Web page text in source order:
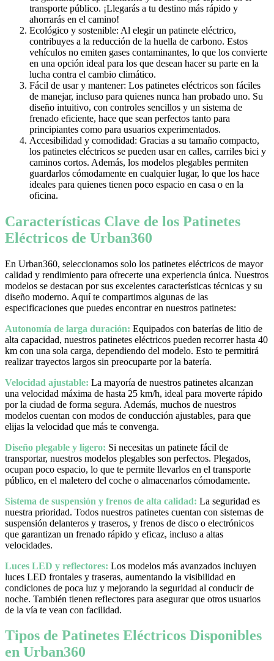
transporte público. ¡Llegarás a tu destino más rápido y
ahorrarás en el camino!
Ecológico y sostenible: Al elegir un patinete eléctrico,
contribuyes a la reducción de la huella de carbono. Estos
vehículos no emiten gases contaminantes, lo que los convierte
en una opción ideal para los que desean hacer su parte en la
lucha contra el cambio climático.
Fácil de usar y mantener: Los patinetes eléctricos son fáciles
de manejar, incluso para quienes nunca han probado uno. Su
diseño intuitivo, con controles sencillos y un sistema de
frenado eficiente, hace que sean perfectos tanto para
principiantes como para usuarios experimentados.
Accesibilidad y comodidad: Gracias a su tamaño compacto,
los patinetes eléctricos se pueden usar en calles, carriles bici y
caminos cortos. Además, los modelos plegables permiten
guardarlos cómodamente en cualquier lugar, lo que los hace
ideales para quienes tienen poco espacio en casa o en la
oficina.
Características Clave de los Patinetes
Eléctricos de Urban360
En Urban360, seleccionamos solo los patinetes eléctricos de mayor
calidad y rendimiento para ofrecerte una experiencia única. Nuestros
modelos se destacan por sus excelentes características técnicas y su
diseño moderno. Aquí te compartimos algunas de las
especificaciones que puedes encontrar en nuestros patinetes:
Autonomía de larga duración: Equipados con baterías de litio de
alta capacidad, nuestros patinetes eléctricos pueden recorrer hasta 40
km con una sola carga, dependiendo del modelo. Esto te permitirá
realizar trayectos largos sin preocuparte por la batería.
Velocidad ajustable: La mayoría de nuestros patinetes alcanzan
una velocidad máxima de hasta 25 km/h, ideal para moverte rápido
por la ciudad de forma segura. Además, muchos de nuestros
modelos cuentan con modos de conducción ajustables, para que
elijas la velocidad que más te convenga.
Diseño plegable y ligero: Si necesitas un patinete fácil de
transportar, nuestros modelos plegables son perfectos. Plegados,
ocupan poco espacio, lo que te permite llevarlos en el transporte
público, en el maletero del coche o almacenarlos cómodamente.
Sistema de suspensión y frenos de alta calidad: La seguridad es
nuestra prioridad. Todos nuestros patinetes cuentan con sistemas de
suspensión delanteros y traseros, y frenos de disco o electrónicos
que garantizan un frenado rápido y eficaz, incluso a altas
velocidades.
Luces LED y reflectores: Los modelos más avanzados incluyen
luces LED frontales y traseras, aumentando la visibilidad en
condiciones de poca luz y mejorando la seguridad al conducir de
noche. También tienen reflectores para asegurar que otros usuarios
de la vía te vean con facilidad.
Tipos de Patinetes Eléctricos Disponibles
en Urban360